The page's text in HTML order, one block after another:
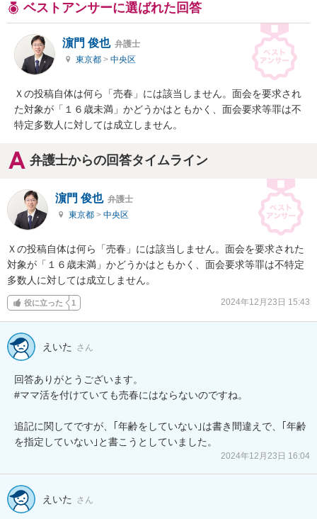
ベストアンサーに選ばれた回答
濵門 俊也 弁護士
東京都 > 中央区
Ｘの投稿自体は何ら「売春」には該当しません。面会を要求され
た対象が「１６歳未満」かどうかはともかく、面会要求等罪は不
特定多数人に対しては成立しません。
弁護士からの回答タイムライン
濵門 俊也 弁護士
東京都 > 中央区
Ｘの投稿自体は何ら「売春」には該当しません。面会を要求された
対象が「１６歳未満」かどうかはともかく、面会要求等罪は不特定
多数人に対しては成立しません。
役に立った 1 2024年12月23日 15:43
えいた さん
回答ありがとうございます。
#ママ活を付けていても売春にはならないのですね。
追記に関してですが、｢年齢をしていない｣は書き間違えで、｢年齢
2024年12月23日 16:04
えいた さん